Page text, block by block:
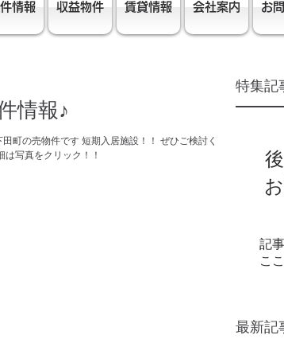
情報 収益物件 賃貸情報 会社案内 お
情報♪
田町の売物件です 短期入居施設！！ ぜひご検討くだ
は写真をクリック！！
特集記
記
こ
最新記